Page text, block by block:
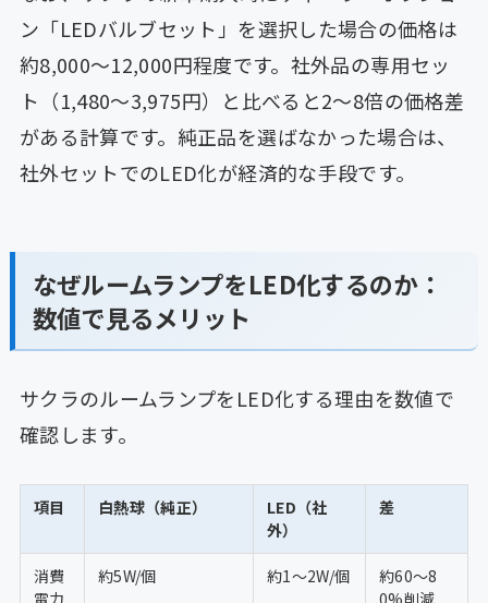
ン「LEDバルブセット」を選択した場合の価格は
約8,000〜12,000円程度です。社外品の専用セッ
ト（1,480〜3,975円）と比べると2〜8倍の価格差
がある計算です。純正品を選ばなかった場合は、
社外セットでのLED化が経済的な手段です。
なぜルームランプをLED化するのか：
数値で見るメリット
サクラのルームランプをLED化する理由を数値で
確認します。
項目 白熱球（純正）
LED（社
外）
差
消費
電力
約5W/個 約1〜2W/個
約60〜8
0%削減